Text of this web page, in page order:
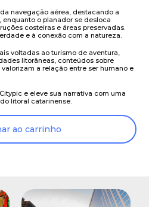
navegação aérea, destacando a
o planador se desloca
costeiras e áreas preservadas.
e à conexão com a natureza.
voltadas ao turismo de aventura,
litorâneas, conteúdos sobre
a relação entre ser humano e
e eleve sua narrativa com uma
litoral catarinense.
ao carrinho